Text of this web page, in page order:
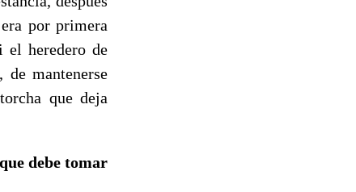
por primera
heredero de
mantenerse
que deja
debe tomar